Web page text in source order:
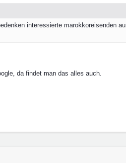
interessierte marokkoreisenden
da findet man das alles auch.